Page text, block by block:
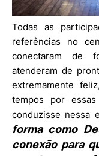
Todas as
referências no
conectaram de
atenderam de
extremamente
tempos por
conduzisse nessa
forma como
conexão para